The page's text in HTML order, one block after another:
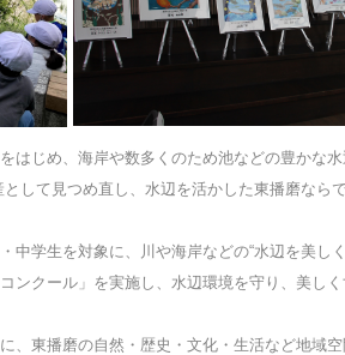
じめ、海岸や数多くのため池などの豊かな水
して見つめ直し、水辺を活かした東播磨なら
学生を対象に、川や海岸などの“水辺を美し
ンクール」を実施し、水辺環境を守り、美し
東播磨の自然・歴史・文化・生活など地域空